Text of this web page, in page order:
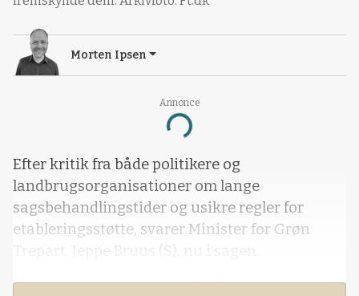
Annonce
Loading...
Morten Ipsen
Efter kritik fra både politikere og
landbrugsorganisationer om lange
sagsbehandlingstider og usikre regler for
etableringsstøtte, svarer Minister for Grøn
Trepart, Jeppe Bruus (S), nu i sagen.
Han anerkender, at unge landbrugere står over